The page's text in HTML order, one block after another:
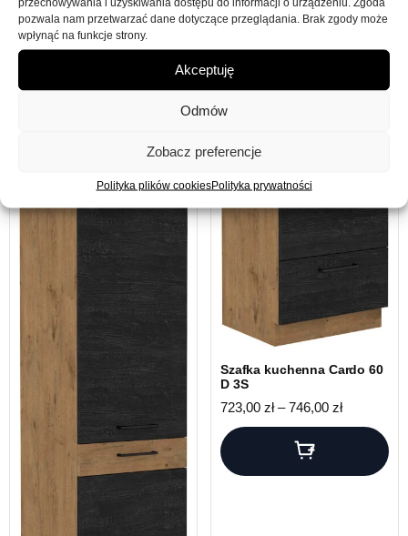
pozwala nam przetwarzać dane dotyczące przeglądania. Brak zgody może
wpłynąć na funkcje strony.
Akceptuję
Odmów
Zobacz preferencje
Polityka plików cookiesPolityka prywatności
gwarantuje długą żywotność produktu.
Może spodoba się również…
Szafka kuchenna Cardo 60
D 3S
723,00 zł – 746,00 złZakres